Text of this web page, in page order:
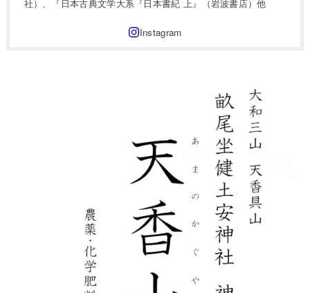
社）、『日本古典文学大系『日本書紀 上』（岩波書店）他